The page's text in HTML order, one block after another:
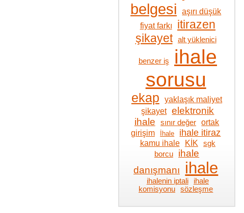
belgesi
aşırı düşük
fiyat farkı
itirazen
şikayet
alt yüklenici
benzer iş
ihale
sorusu
ekap
yaklaşık maliyet
şikayet elektronik
ihale
sınır değer
ortak
girişim
İhale ihale itiraz
kamu ihale KİK
sgk
borcu
ihale
danışmanı
ihale
ihalenin iptali
ihale
komisyonu
sözleşme